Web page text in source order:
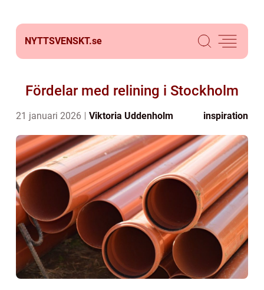
NYTTSVENSKT.se
Fördelar med relining i Stockholm
21 januari 2026 Viktoria Uddenholm inspiration